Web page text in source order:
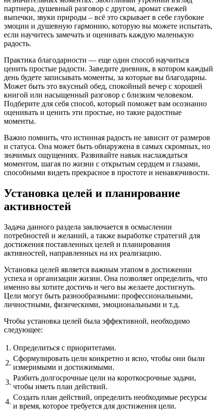
партнера, душевный разговор с другом, аромат свежей
выпечки, звуки природы – всё это скрывает в себе глубокие
эмоции и душевную гармонию, которую вы можете испытать,
если научитесь замечать и оценивать каждую маленькую
радость.
Практика благодарности — еще один способ научиться
ценить простые радости. Заведите дневник, в котором каждый
день будете записывать моменты, за которые вы благодарны.
Может быть это вкусный обед, спокойный вечер с хорошей
книгой или насыщенный разговор с близким человеком.
Подберите для себя способ, который поможет вам осознанно
оценивать и ценить эти простые, но такие радостные
моменты.
Важно помнить, что истинная радость не зависит от размеров
и статуса. Она может быть обнаружена в самых скромных, но
значимых ощущениях. Развивайте навык наслаждаться
моментом, шагая по жизни с открытым сердцем и глазами,
способными видеть прекрасное в простоте и ненавязчивости.
Установка целей и планирование
активностей
Задача данного раздела заключается в осмыслении
потребностей и желаний, а также выработке стратегий для
достижения поставленных целей и планирования
активностей, направленных на их реализацию.
Установка целей является важным этапом в достижении
успеха и организации жизни. Она позволяет определить, что
именно вы хотите достичь и чего вы желаете достигнуть.
Цели могут быть разнообразными: профессиональными,
личностными, физическими, эмоциональными и т.д.
Чтобы установка целей была эффективной, необходимо
следующее:
1. Определиться с приоритетами.
2.
Сформулировать цели конкретно и ясно, чтобы они были
измеримыми и достижимыми.
3.
Разбить долгосрочные цели на короткосрочные задачи,
чтобы иметь план действий.
4.
Создать план действий, определить необходимые ресурсы
и время, которое требуется для достижения цели.